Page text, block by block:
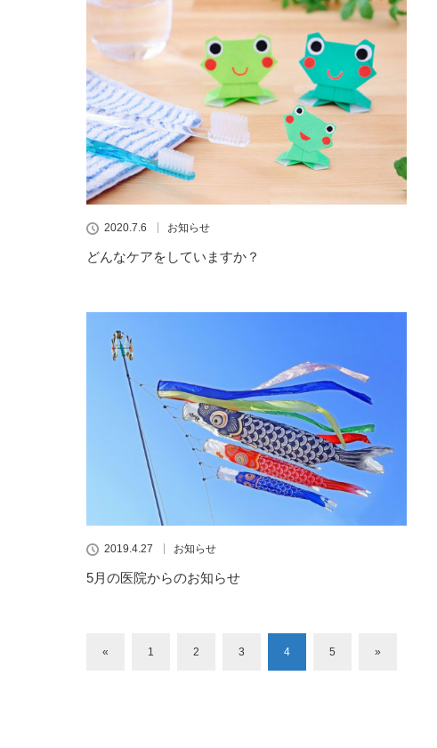
2020.7.6 お知らせ
どんなケアをしていますか？
2019.4.27 お知らせ
5月の医院からのお知らせ
« 1 2 3 4 5 »